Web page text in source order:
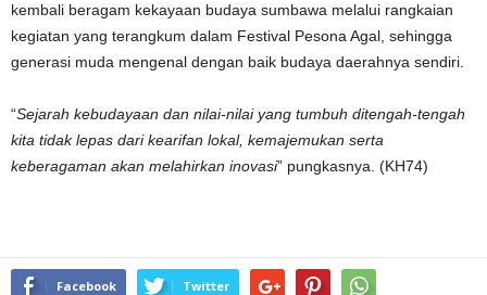
kembali beragam kekayaan budaya sumbawa melalui rangkaian
kegiatan yang terangkum dalam Festival Pesona Agal, sehingga
generasi muda mengenal dengan baik budaya daerahnya sendiri.
“Sejarah kebudayaan dan nilai-nilai yang tumbuh ditengah-tengah
kita tidak lepas dari kearifan lokal, kemajemukan serta
keberagaman akan melahirkan inovasi” pungkasnya. (KH74)
Facebook Twitter